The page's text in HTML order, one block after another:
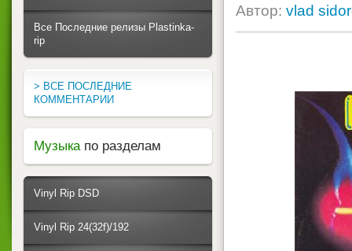
Автор: vlad
Все Последние релизы Plastinka-
rip
> ВСЕ ПОСЛЕДНИЕ
КОММЕНТАРИИ
Музыка по разделам
Vinyl Rip DSD
Vinyl Rip 24(32f)/192